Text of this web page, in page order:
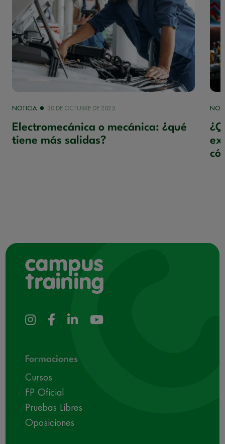
NOTICIA 30 DE OCTUBRE DE 2025
Electromecánica o mecánica: ¿qué
tiene más salidas?
Formaciones
Cursos
FP Oficial
Pruebas Libres
Oposiciones